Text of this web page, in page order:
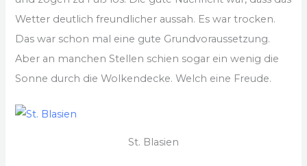
Wetter deutlich freundlicher aussah. Es war trocken.
Das war schon mal eine gute Grundvoraussetzung.
Aber an manchen Stellen schien sogar ein wenig die
Sonne durch die Wolkendecke. Welch eine Freude.
St. Blasien